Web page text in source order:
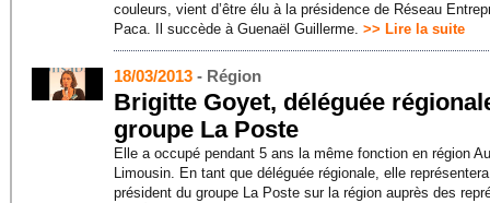
couleurs, vient d’être élu à la présidence de Réseau
Paca. Il succède à Guenaël Guillerme. >> Lire la suite
18/03/2013 - Région
Brigitte Goyet, déléguée
groupe La Poste
Elle a occupé pendant 5 ans la même fonction en région
Limousin. En tant que déléguée régionale, elle
président du groupe La Poste sur la région auprès des